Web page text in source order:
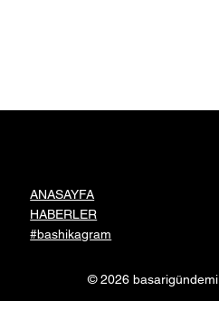
ANASAYFA
HABERLER
#bashikagram
© 2026 basarigündemi